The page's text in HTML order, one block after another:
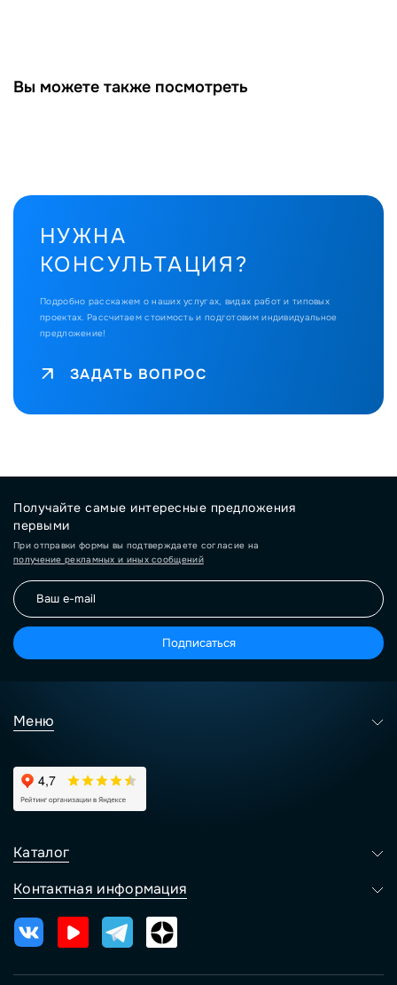
Вы можете также посмотреть
НУЖНА
КОНСУЛЬТАЦИЯ?
Подробно расскажем о наших услугах, видах работ и типовых
проектах. Рассчитаем стоимость и подготовим индивидуальное
предложение!
ЗАДАТЬ ВОПРОС
Получайте самые интересные предложения
первыми
При отправки формы вы подтверждаете согласие на
получение рекламных и иных сообщений
Подписаться
Меню
Каталог
Контактная информация